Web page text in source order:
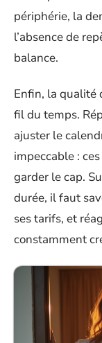
périphérie, la
l’absence de
balance.
Enfin, la qualité
fil du temps.
ajuster le
impeccable :
garder le cap.
durée, il faut
ses tarifs, et
constamment